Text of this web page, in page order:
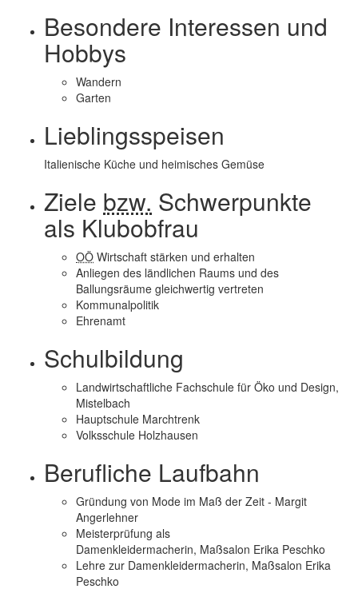
Besondere Interessen und
Hobbys
Wandern
Garten
Lieblingsspeisen
Italienische Küche und heimisches Gemüse
Ziele bzw. Schwerpunkte
als Klubobfrau
OÖ Wirtschaft stärken und erhalten
Anliegen des ländlichen Raums und des
Ballungsräume gleichwertig vertreten
Kommunalpolitik
Ehrenamt
Schulbildung
Landwirtschaftliche Fachschule für Öko und Design,
Mistelbach
Hauptschule Marchtrenk
Volksschule Holzhausen
Berufliche Laufbahn
Gründung von Mode im Maß der Zeit - Margit
Angerlehner
Meisterprüfung als
Damenkleidermacherin, Maßsalon Erika Peschko
Lehre zur Damenkleidermacherin, Maßsalon Erika
Peschko